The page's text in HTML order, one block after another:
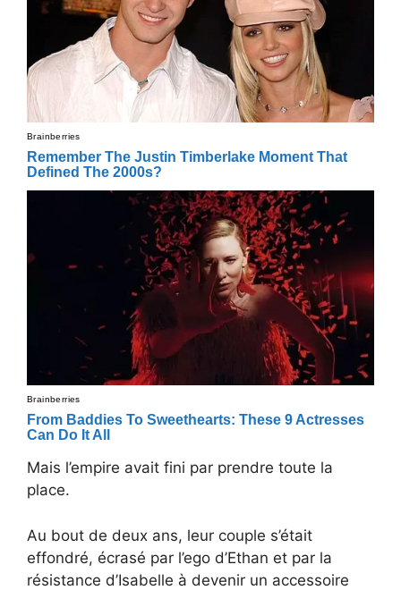
Mais l’empire avait fini par prendre toute la
place.
Au bout de deux ans, leur couple s’était
effondré, écrasé par l’ego d’Ethan et par la
résistance d’Isabelle à devenir un accessoire